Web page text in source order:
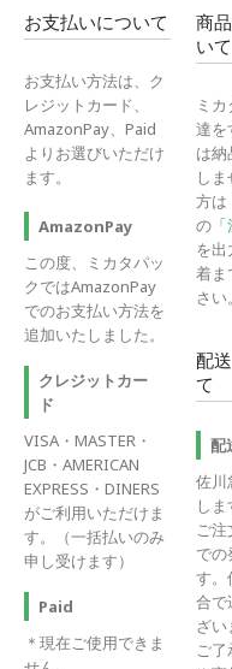
お支払いについて
お支払い方法は、ク
レジットカード、
AmazonPay、Paid
よりお選びいただけ
ます。
AmazonPay
この度、ミカタパッ
クではAmazonPay
でのお支払い方法を
追加いたしました。
クレジットカー
ド
VISA・MASTER・
JCB・AMERICAN
EXPRESS・DINERS
がご利用いただけま
す。（一括払いのみ
申し受けます）
Paid
＊現在ご使用できま
商
いて
ミ
達を
は納
し
方は
の「
を出
着ま
さい。
配
て
配
佐川
しま
ご注
での
す。
合で
ざい
ご了